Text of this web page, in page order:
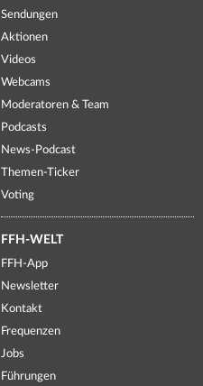
Sendungen
Aktionen
Videos
Webcams
Moderatoren & Team
Podcasts
News-Podcast
Themen-Ticker
Voting
FFH-WELT
FFH-App
Newsletter
Kontakt
Frequenzen
Jobs
Führungen